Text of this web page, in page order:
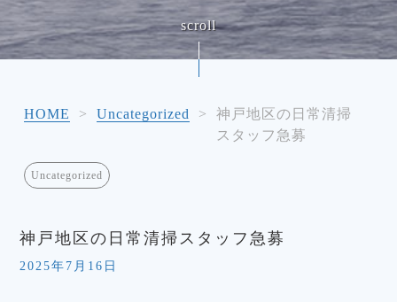
HOME > Uncategorized >
神戸地区の日常清掃
スタッフ急募
Uncategorized
神戸地区の日常清掃スタッフ急募
2025年7月16日